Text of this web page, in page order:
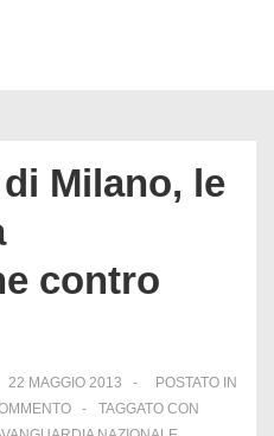
Milano, le
contro
22 MAGGIO 2013
POSTATO IN
TAGGATO CON